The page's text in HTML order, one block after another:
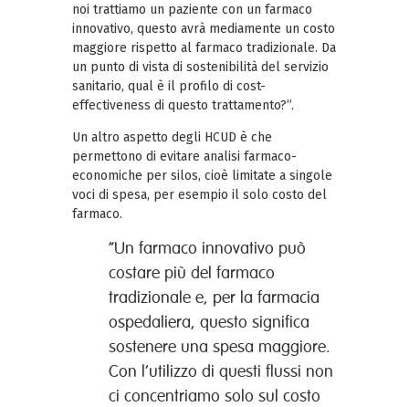
noi trattiamo un paziente con un farmaco
innovativo, questo avrà mediamente un costo
maggiore rispetto al farmaco tradizionale. Da
un punto di vista di sostenibilità del servizio
sanitario, qual è il profilo di cost-
effectiveness di questo trattamento?”.
Un altro aspetto degli HCUD è che
permettono di evitare analisi farmaco-
economiche per silos, cioè limitate a singole
voci di spesa, per esempio il solo costo del
farmaco.
“Un farmaco innovativo può
costare più del farmaco
tradizionale e, per la farmacia
ospedaliera, questo significa
sostenere una spesa maggiore.
Con l’utilizzo di questi flussi non
ci concentriamo solo sul costo